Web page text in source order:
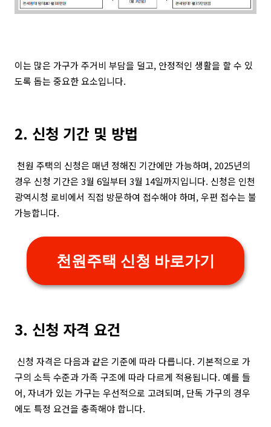
이는 많은 가구가 주거비 부담을 덜고, 안정적인 생활을 할 수 있
도록 돕는 중요한 요소입니다.
2. 신청 기간 및 방법
천원 주택의 신청은 매년 정해진 기간에만 가능하며, 2025년의
경우 신청 기간은 3월 6일부터 3월 14일까지입니다. 신청은 인천
광역시청 로비에서 직접 방문하여 접수해야 하며, 우편 접수는 불
가능합니다.
천원주택 신청 바로가기
3. 신청 자격 요건
신청 자격은 다음과 같은 기준에 따라 다릅니다. 기본적으로 가
구의 소득 수준과 가족 구조에 따라 다르게 적용됩니다. 예를 들
어, 자녀가 있는 가구는 우선적으로 고려되며, 단독 가구의 경우
에도 특정 요건을 충족해야 합니다.